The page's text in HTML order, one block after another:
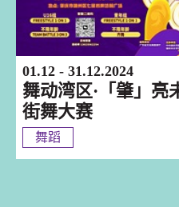
01.12 - 31.12.2024
舞动湾区·「肇」
街舞大赛
舞蹈